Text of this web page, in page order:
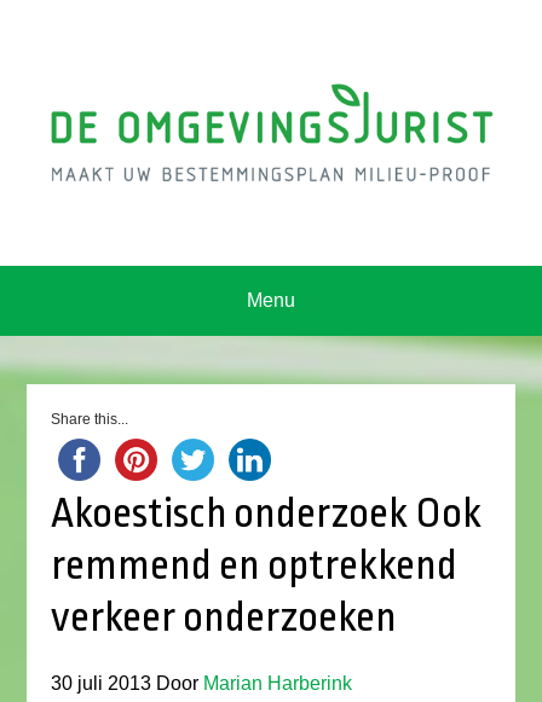
Menu
Share this...
Akoestisch onderzoek Ook
remmend en optrekkend
verkeer onderzoeken
30 juli 2013 Door Marian Harberink